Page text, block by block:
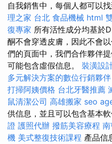
自我銷售中，每個人都可以找
理之家 台北 食品機械 html
復專家 所有活性成分均基於
酮不會穿透皮膚，因此不會
們的頁面中，我們合作夥伴
可能包含虛假信息。 裝潢設
多元解決方案的數位行銷夥伴
打掃阿姨價格 台北牙醫推薦
鼠清潔公司 高雄搬家 seo
供信息，並且可以包含基本
證 護照代辦 撥筋美容療程
機 美式整復技術課程 產品信